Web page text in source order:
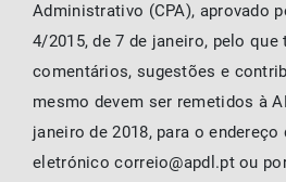
Administrativo (CPA), aprovado
4/2015, de 7 de janeiro, pelo que
comentários, sugestões e
mesmo devem ser remetidos à
janeiro de 2018, para o endereço
eletrónico correio@apdl.pt ou